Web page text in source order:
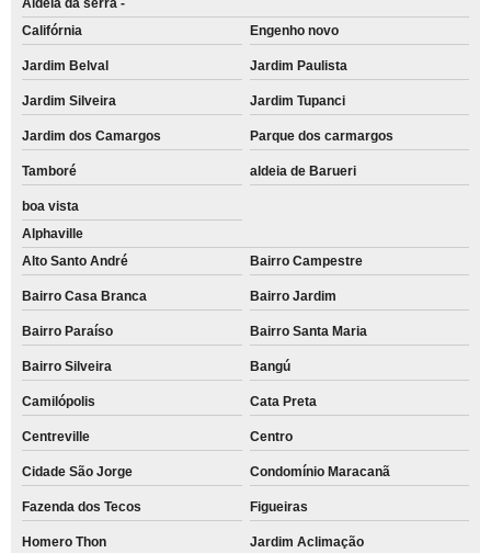
Aldeia da serra -
Califórnia
Engenho novo
Jardim Belval Jardim Paulista
Jardim Silveira Jardim Tupanci
Jardim dos Camargos Parque dos carmargos
Tamboré aldeia de Barueri
boa vista
Alphaville
Alto Santo André
Bairro Campestre
Bairro Casa Branca Bairro Jardim
Bairro Paraíso Bairro Santa Maria
Bairro Silveira Bangú
Camilópolis Cata Preta
Centreville Centro
Cidade São Jorge Condomínio Maracanã
Fazenda dos Tecos Figueiras
Homero Thon Jardim Aclimação